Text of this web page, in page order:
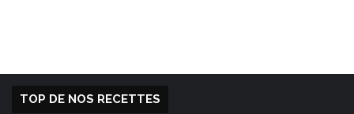
TOP DE NOS RECETTES